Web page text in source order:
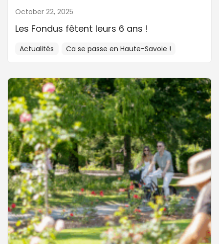
October 22, 2025
Les Fondus fêtent leurs 6 ans !
Actualités Ca se passe en Haute-Savoie !